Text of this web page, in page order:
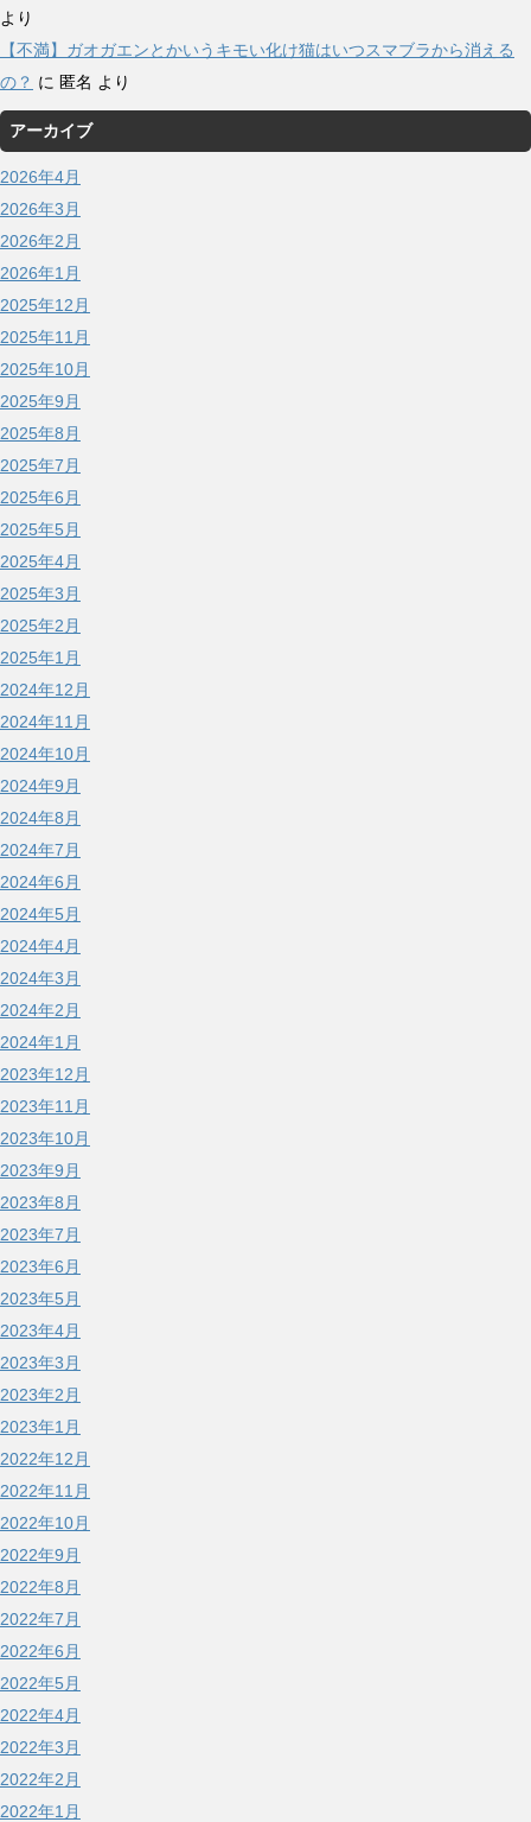
より
【不満】ガオガエンとかいうキモい化け猫はいつスマブラから消える
の？ に 匿名 より
アーカイブ
2026年4月
2026年3月
2026年2月
2026年1月
2025年12月
2025年11月
2025年10月
2025年9月
2025年8月
2025年7月
2025年6月
2025年5月
2025年4月
2025年3月
2025年2月
2025年1月
2024年12月
2024年11月
2024年10月
2024年9月
2024年8月
2024年7月
2024年6月
2024年5月
2024年4月
2024年3月
2024年2月
2024年1月
2023年12月
2023年11月
2023年10月
2023年9月
2023年8月
2023年7月
2023年6月
2023年5月
2023年4月
2023年3月
2023年2月
2023年1月
2022年12月
2022年11月
2022年10月
2022年9月
2022年8月
2022年7月
2022年6月
2022年5月
2022年4月
2022年3月
2022年2月
2022年1月